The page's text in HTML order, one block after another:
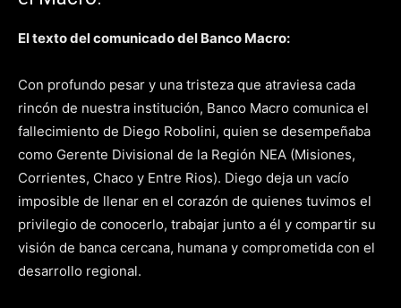
El texto del comunicado del Banco Macro:
Con profundo pesar y una tristeza que atraviesa cada
rincón de nuestra institución, Banco Macro comunica el
fallecimiento de Diego Robolini, quien se desempeñaba
como Gerente Divisional de la Región NEA (Misiones,
Corrientes, Chaco y Entre Rios). Diego deja un vacío
imposible de llenar en el corazón de quienes tuvimos el
privilegio de conocerlo, trabajar junto a él y compartir su
visión de banca cercana, humana y comprometida con el
desarrollo regional.